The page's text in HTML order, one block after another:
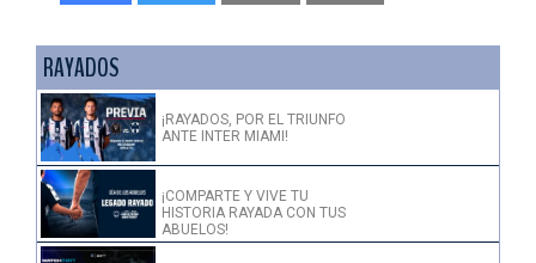
RAYADOS
¡RAYADOS, POR EL TRIUNFO
ANTE INTER MIAMI!
¡COMPARTE Y VIVE TU
HISTORIA RAYADA CON TUS
ABUELOS!